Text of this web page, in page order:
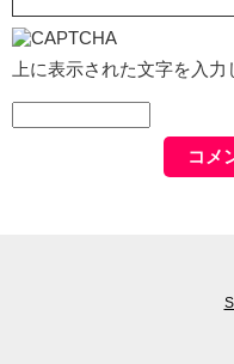
上に表示された文字を入力